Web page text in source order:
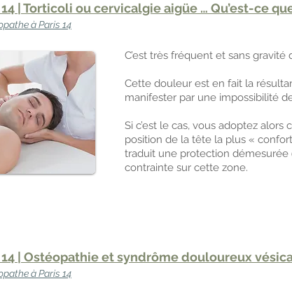
| Torticoli ou cervicalgie aigüe … Qu’est-ce que
à Paris 14
C’est très fréquent et sans gravité
Cette douleur est en fait la
manifester par une impossibilité
Si c’est le cas, vous adoptez alors
position de la tête la plus «
traduit une protection démesurée
contrainte sur cette zone.
| Ostéopathie et syndrôme douloureux
à Paris 14